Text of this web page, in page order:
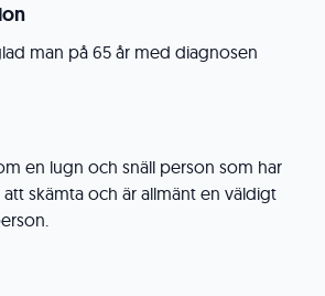
man på 65 år med diagnosen
en lugn och snäll person som har
att skämta och är allmänt en väldigt